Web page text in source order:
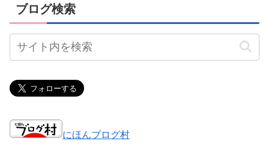
ブログ検索
にほんブログ村